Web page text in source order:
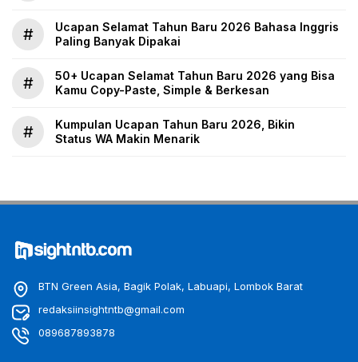
#
Ucapan Selamat Tahun Baru 2026 Bahasa Inggris
Paling Banyak Dipakai
#
50+ Ucapan Selamat Tahun Baru 2026 yang Bisa
Kamu Copy-Paste, Simple & Berkesan
#
Kumpulan Ucapan Tahun Baru 2026, Bikin
Status WA Makin Menarik
BTN Green Asia, Bagik Polak, Labuapi, Lombok Barat
redaksiinsightntb@gmail.com
089687893878